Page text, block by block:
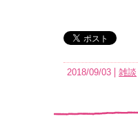
2018/09/03 雑談